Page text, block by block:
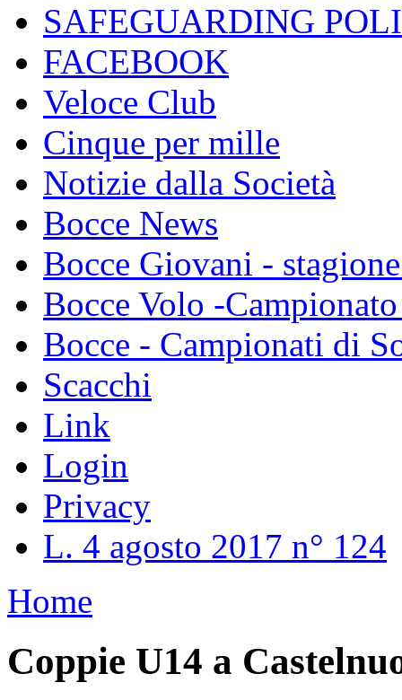
SAFEGUARDING
FACEBOOK
Veloce Club
Cinque per mille
Notizie dalla Società
Bocce News
Bocce Giovani -
Bocce Volo -
Bocce - Campionati di
Scacchi
Link
Login
Privacy
L. 4 agosto 2017 n° 124
Home
Coppie U14 a